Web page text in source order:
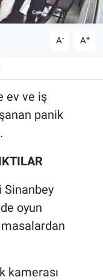
A- A+
ev ve iş
panik
Sinanbey
oyun
masalardan
kamerası